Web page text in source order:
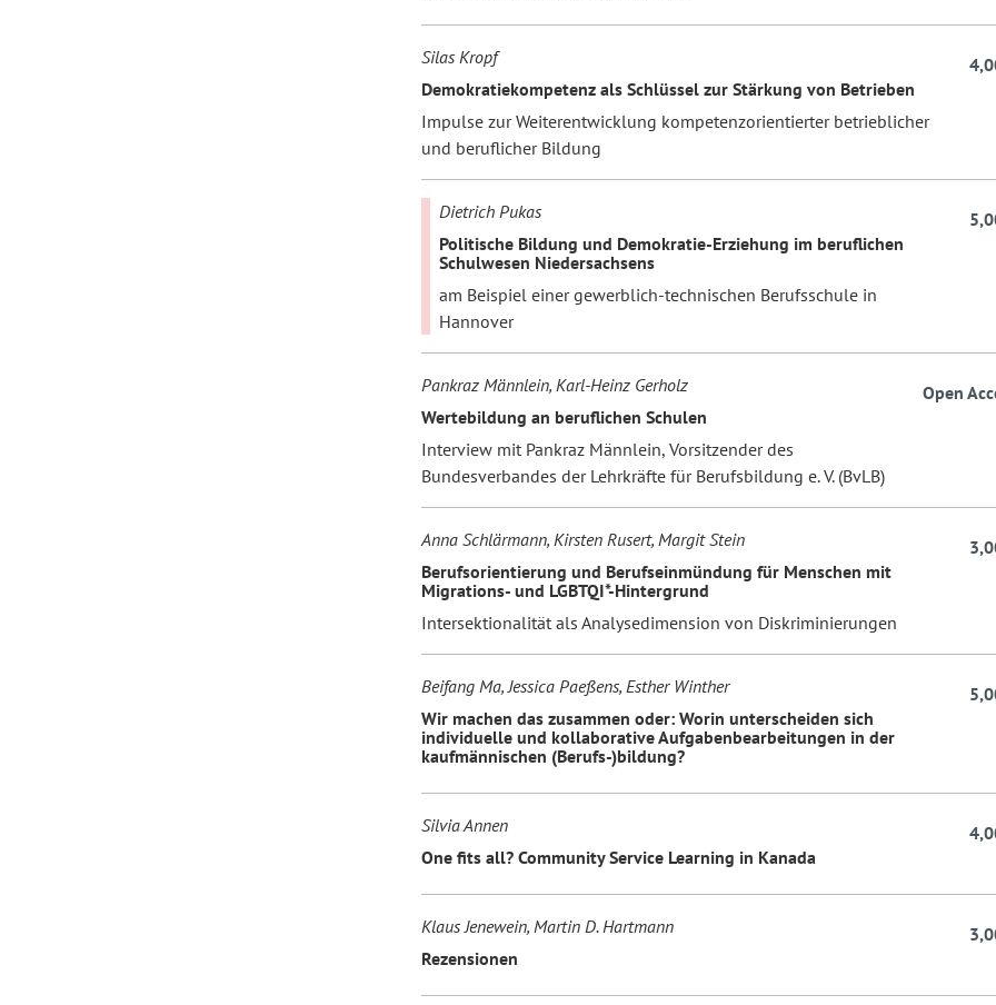
Silas Kropf
Demokratiekompetenz als Schlüssel zur Stärkung von Betrieben
Impulse zur Weiterentwicklung kompetenzorientierter betrieblicher
und beruflicher Bildung
Dietrich Pukas
Politische Bildung und Demokratie-Erziehung im beruflichen
Schulwesen Niedersachsens
am Beispiel einer gewerblich-technischen Berufsschule in
Hannover
Pankraz Männlein, Karl-Heinz Gerholz
Wertebildung an beruflichen Schulen
Interview mit Pankraz Männlein, Vorsitzender des
Bundesverbandes der Lehrkräfte für Berufsbildung e. V. (BvLB)
Open
Anna Schlärmann, Kirsten Rusert, Margit Stein
Berufsorientierung und Berufseinmündung für Menschen mit
Migrations- und LGBTQI*-Hintergrund
Intersektionalität als Analysedimension von Diskriminierungen
Beifang Ma, Jessica Paeßens, Esther Winther
Wir machen das zusammen oder: Worin unterscheiden sich
individuelle und kollaborative Aufgabenbearbeitungen in der
kaufmännischen (Berufs-)bildung?
Silvia Annen
One fits all? Community Service Learning in Kanada
Klaus Jenewein, Martin D. Hartmann
Rezensionen